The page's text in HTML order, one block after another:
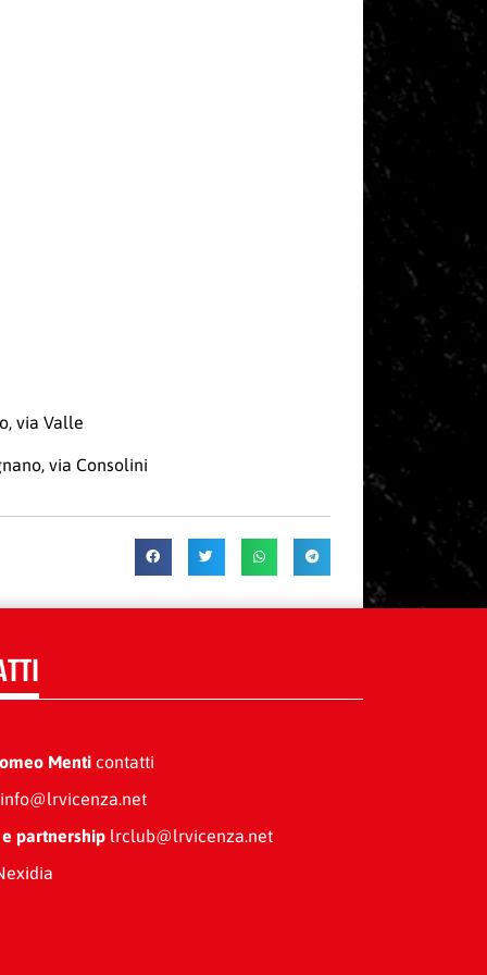
via Valle
via Consolini
Menticontatti
partnershiplrclub@lrvicenza.net